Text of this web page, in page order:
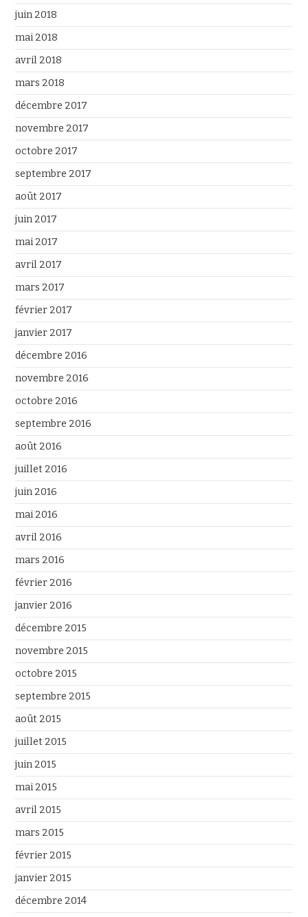
juin 2018
mai 2018
avril 2018
mars 2018
décembre 2017
novembre 2017
octobre 2017
septembre 2017
août 2017
juin 2017
mai 2017
avril 2017
mars 2017
février 2017
janvier 2017
décembre 2016
novembre 2016
octobre 2016
septembre 2016
août 2016
juillet 2016
juin 2016
mai 2016
avril 2016
mars 2016
février 2016
janvier 2016
décembre 2015
novembre 2015
octobre 2015
septembre 2015
août 2015
juillet 2015
juin 2015
mai 2015
avril 2015
mars 2015
février 2015
janvier 2015
décembre 2014